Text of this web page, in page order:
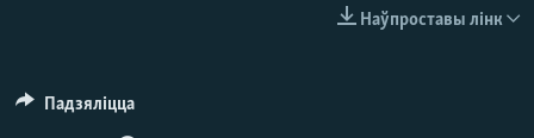
Наўпроставы лінк
Падзяліцца